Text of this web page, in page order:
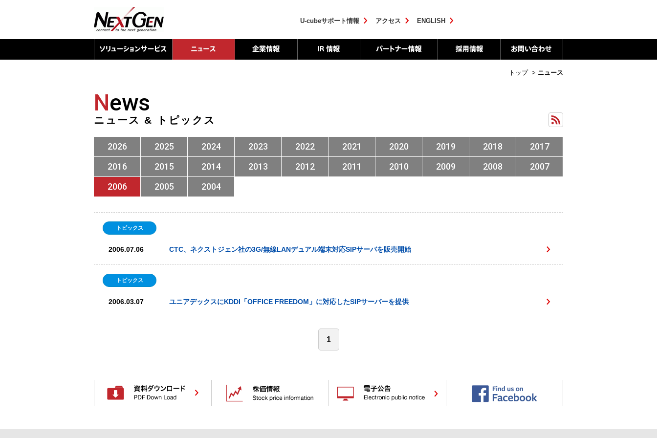
U-cubeサポート情報 アクセス ENGLISH
トップ > ニュース
News
ニュース & トピックス
2026 2025 2024 2023 2022 2021 2020 2019 2018
2017
2016
2015 2014 2013 2012 2011 2010 2009 2008
2007
2006
2005 2004
トピックス
2006.07.06 CTC、ネクストジェン社の3G/無線LANデュアル端末対応SIPサーバを販売開始
トピックス
2006.03.07 ユニアデックスにKDDI「OFFICE FREEDOM」に対応したSIPサーバーを提供
1